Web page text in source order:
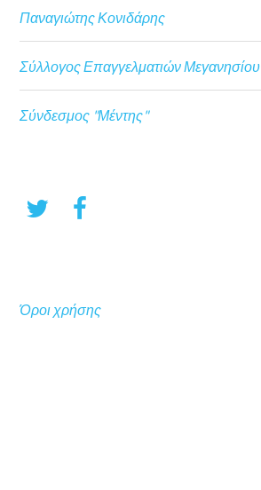
Παναγιώτης Κονιδάρης
Σύλλογος Επαγγελματιών Μεγανησίου
Σύνδεσμος "Μέντης"
Όροι χρήσης